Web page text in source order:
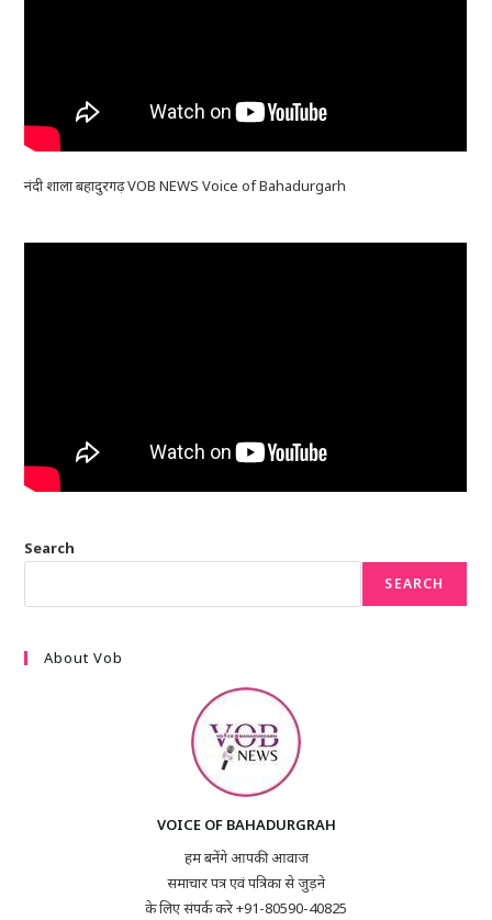
नंदी शाला बहादुरगढ़ VOB NEWS Voice of Bahadurgarh
Search
SEARCH
About Vob
VOICE OF BAHADURGRAH
हम बनेंगे आपकी आवाज
समाचार पत्र एवं पत्रिका से जुड़ने
के लिए संपर्क करे +91-80590-40825